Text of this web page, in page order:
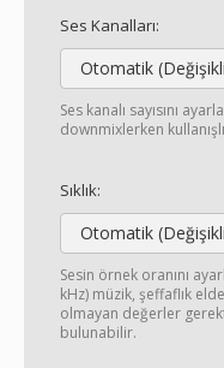
Ses Kanalları:
Otomatik
Ses kanalı sayısını
downmixlerken
Sıklık:
Otomatik
Sesin örnek oranını
kHz) müzik, şeffaflık
olmayan değerler
bulunabilir.